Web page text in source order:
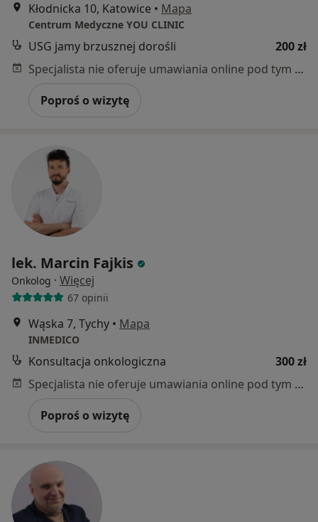
Kłodnicka 10, Katowice • Mapa
Centrum Medyczne YOU CLINIC
USG jamy brzusznej dorośli
200 zł
Specjalista nie oferuje umawiania online pod tym adresem.
Poproś o wizytę
lek. Marcin Fajkis
Onkolog · Więcej
67 opinii
Wąska 7, Tychy • Mapa
INMEDICO
Konsultacja onkologiczna
300 zł
Specjalista nie oferuje umawiania online pod tym adresem.
Poproś o wizytę